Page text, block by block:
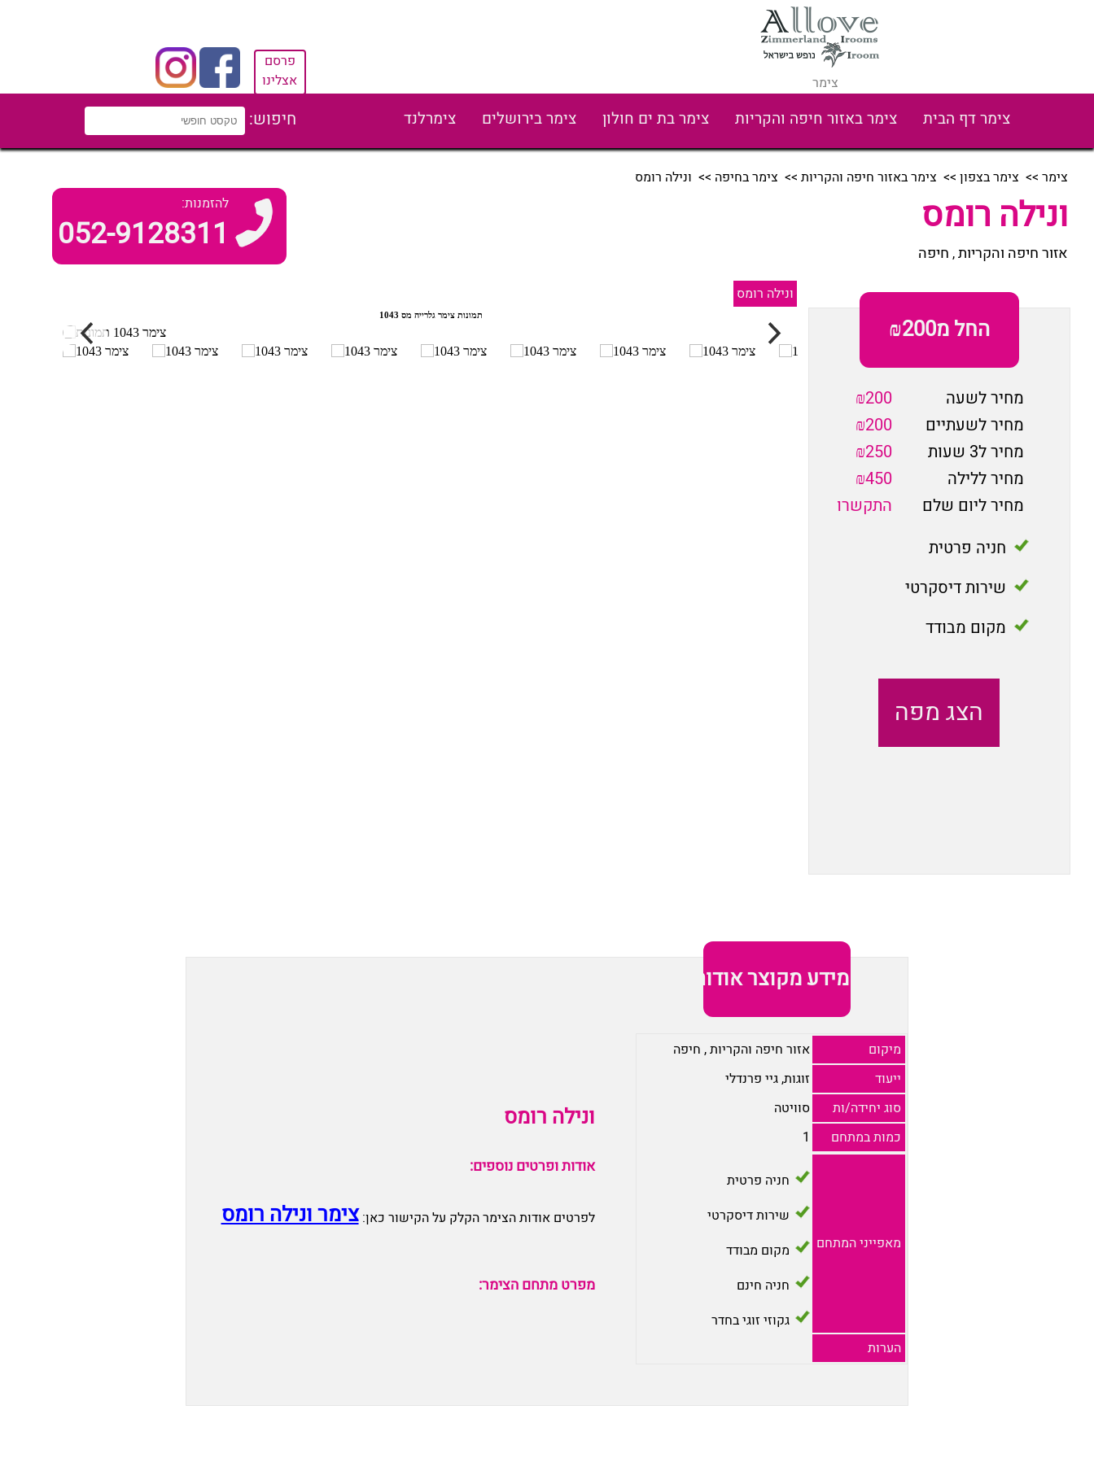
צימר
פרסם
אצלינו
צימר דף הבית צימר באזור חיפה והקריות צימר בת ים חולון צימר בירושלים צימרלנד חיפוש:
צימר >> צימר בצפון >> צימר באזור חיפה והקריות >> צימר בחיפה >> ונילה רומס
ונילה רומס
אזור חיפה והקריות, חיפה
להזמנות:
052-9128311
החל מ₪200
מחיר לשעה
₪200
מחיר לשעתיים
₪200
מחיר ל3 שעות
₪250
מחיר ללילה
₪450
מחיר ליום שלם
התקשרו
חניה פרטית
שירות דיסקרטי
מקום מבודד
הצג מפה
ונילה רומס
מידע מקוצר אודות
מיקום אזור חיפה והקריות, חיפה
ייעוד
זוגות, גיי פרנדלי
סוג יחידה/ות
סוויטה
כמות במתחם
1
מאפייני המתחם
חניה פרטית
שירות דיסקרטי
מקום מבודד
חניה חינם
גקוזי זוגי בחדר
הערות
ונילה רומס
אודות ופרטים נוספים:
לפרטים אודות הצימר הקלק על הקישור כאן:צימר ונילה רומס
מפרט מתחם הצימר: